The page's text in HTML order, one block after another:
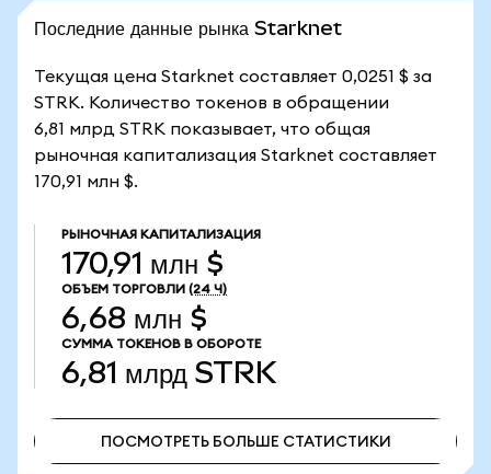
Последние данные рынка Starknet
Текущая цена Starknet составляет 0,0251 $ за
STRK. Количество токенов в обращении
6,81 млрд STRK показывает, что общая
рыночная капитализация Starknet составляет
170,91 млн $.
РЫНОЧНАЯ КАПИТАЛИЗАЦИЯ
170,91 млн $
ОБЪЕМ ТОРГОВЛИ (24 Ч)
6,68 млн $
СУММА ТОКЕНОВ В ОБОРОТЕ
6,81 млрд STRK
ПОСМОТРЕТЬ БОЛЬШЕ СТАТИСТИКИ